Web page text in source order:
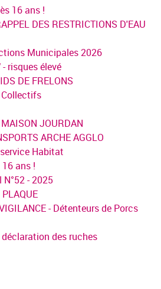
16 ans !
DES RESTRICTIONS D'EAU
Municipales 2026
risques élevé
DE FRELONS
JOURDAN
ARCHE AGGLO
Habitat
ans !
- 2025
- Détenteurs de Porcs
des ruches